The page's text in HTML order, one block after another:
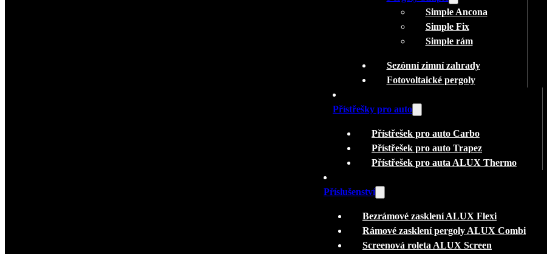
Simple Ancona
Simple Fix
Simple rám
Sezónní zimní zahrady
Fotovoltaické pergoly
Přístřešky pro auto
Přístřešek pro auto Carbo
Přístřešek pro auto Trapez
Přístřešek pro auta ALUX Thermo
Příslušenství
Bezrámové zasklení ALUX Flexi
Rámové zasklení pergoly ALUX Combi
Screenová roleta ALUX Screen